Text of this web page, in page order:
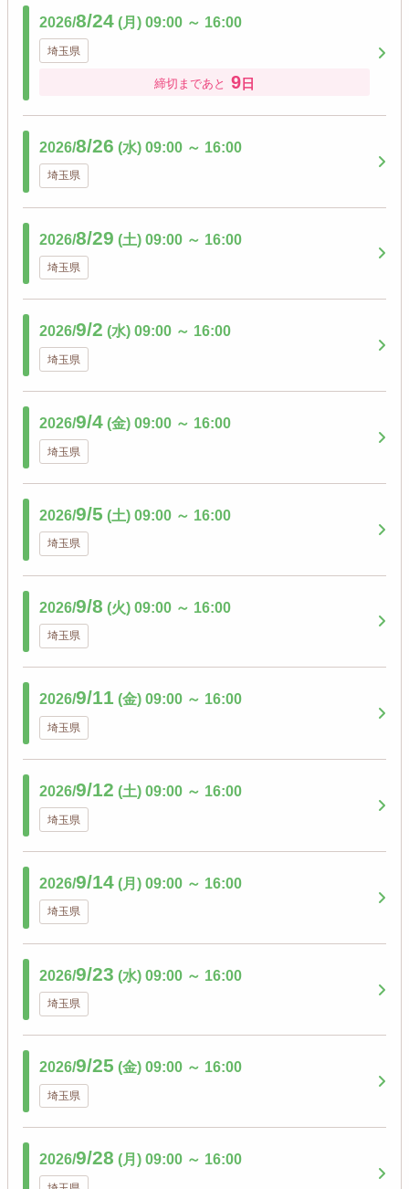
2026/8/24 (月) 09:00 ～ 16:00
埼玉県
締切まであと 9日
2026/8/26 (水) 09:00 ～ 16:00
埼玉県
2026/8/29 (土) 09:00 ～ 16:00
埼玉県
2026/9/2 (水) 09:00 ～ 16:00
埼玉県
2026/9/4 (金) 09:00 ～ 16:00
埼玉県
2026/9/5 (土) 09:00 ～ 16:00
埼玉県
2026/9/8 (火) 09:00 ～ 16:00
埼玉県
2026/9/11 (金) 09:00 ～ 16:00
埼玉県
2026/9/12 (土) 09:00 ～ 16:00
埼玉県
2026/9/14 (月) 09:00 ～ 16:00
埼玉県
2026/9/23 (水) 09:00 ～ 16:00
埼玉県
2026/9/25 (金) 09:00 ～ 16:00
埼玉県
2026/9/28 (月) 09:00 ～ 16:00